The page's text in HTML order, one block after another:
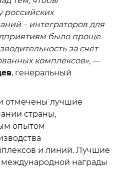
российских
– интеграторов для
было проще
за счет
комплексов», —
, генеральный
отмечены лучшие
страны,
опытом
и линий. Лучшие
награды